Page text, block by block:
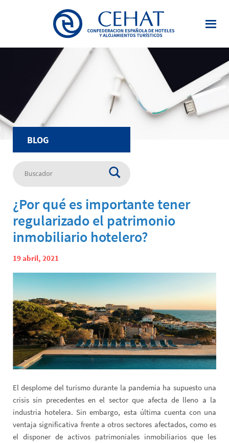
BLOG
¿Por qué es importante tener
regularizado el patrimonio
inmobiliario hotelero?
19 abril, 2021
El desplome del turismo durante la pandemia ha supuesto una
crisis sin precedentes en el sector que afecta de lleno a la
industria hotelera. Sin embargo, esta última cuenta con una
ventaja significativa frente a otros sectores afectados, como es
el disponer de activos patrimoniales inmobiliarios que les